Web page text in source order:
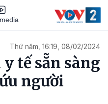
Thứ năm, 16:19, 08/02/2024
tế sẵn sàng
người